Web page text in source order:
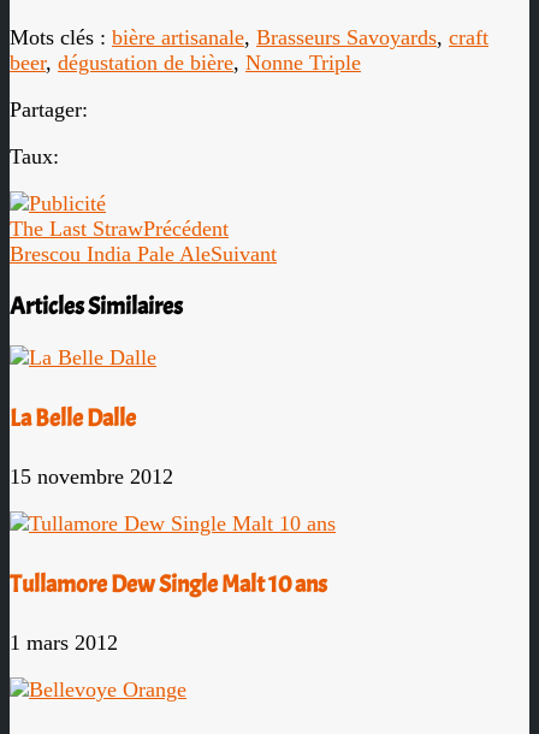
Mots clés : bière artisanale, Brasseurs Savoyards, craft
beer, dégustation de bière, Nonne Triple
Partager:
Taux:
The Last StrawPrécédent
Brescou India Pale AleSuivant
Articles Similaires
La Belle Dalle
15 novembre 2012
Tullamore Dew Single Malt 10 ans
1 mars 2012